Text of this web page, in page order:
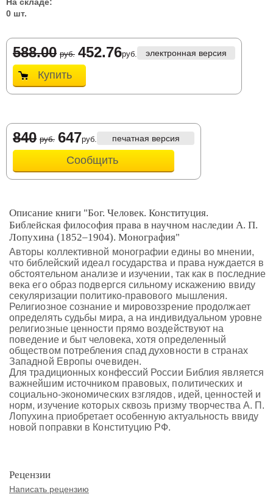
0 шт.
588.00 руб. 452.76руб. электронная версия
Купить
840 руб. 647руб. печатная версия
Сообщить
Описание книги "Бог. Человек. Конституция.
Библейская философия права в научном наследии А. П.
Лопухина (1852‒1904). Монография"
Авторы коллективной монографии едины во мнении,
что библейский идеал государства и права нуждается в
обстоятельном анализе и изучении, так как в последние
века его образ подвергся сильному искажению ввиду
секуляризации политико-правового мышления.
Религиозное сознание и мировоззрение продолжает
определять судьбы мира, а на индивидуальном уровне
религиозные ценности прямо воздействуют на
поведение и быт человека, хотя определенный
обществом потребления спад духовности в странах
Западной Европы очевиден.
Для традиционных конфессий России Библия является
важнейшим источником правовых, политических и
социально-экономических взглядов, идей, ценностей и
норм, изучение которых сквозь призму творчества А. П.
Лопухина приобретает особенную актуальность ввиду
новой поправки в Конституцию РФ.
Рецензии
Написать рецензию